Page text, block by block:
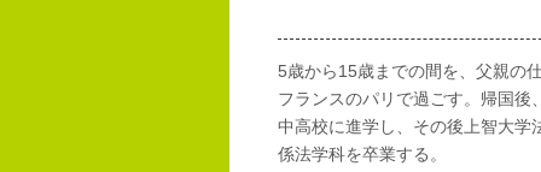
5歳から15歳までの間を、父親の
フランスのパリで過ごす。帰国後
中高校に進学し、その後上智大学
係法学科を卒業する。